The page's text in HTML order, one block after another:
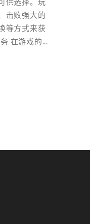
击败强大的
等方式来获
在游戏的...